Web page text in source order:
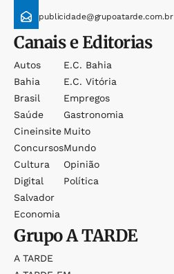
publicidade@grupoatarde.com.br
Canais e Editorias
Autos
Bahia
Brasil
Saúde
Cineinsite
Concursos
Cultura
Digital
Salvador
Economia
E.c. Bahia
E.c. Vitória
Empregos
Gastronomia
Muito
Mundo
Opinião
Política
GrupoA TARDE
A TARDE